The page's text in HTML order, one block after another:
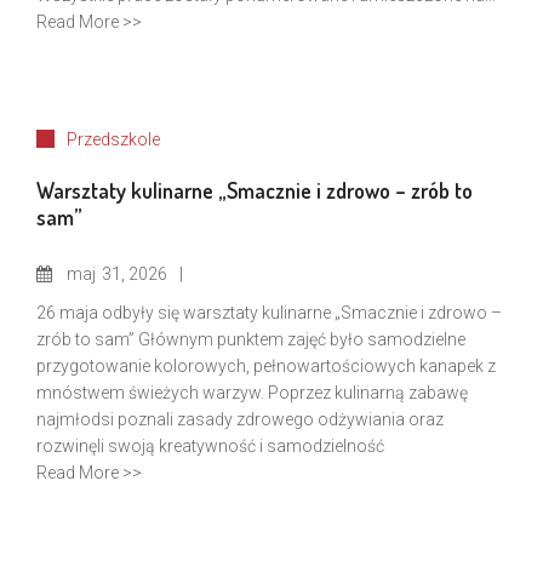
Read More >>
Przedszkole
Warsztaty kulinarne „Smacznie i zdrowo – zrób to
sam”
maj 31, 2026
26 maja odbyły się warsztaty kulinarne „Smacznie i zdrowo –
zrób to sam” Głównym punktem zajęć było samodzielne
przygotowanie kolorowych, pełnowartościowych kanapek z
mnóstwem świeżych warzyw. Poprzez kulinarną zabawę
najmłodsi poznali zasady zdrowego odżywiania oraz
rozwinęli swoją kreatywność i samodzielność
Read More >>